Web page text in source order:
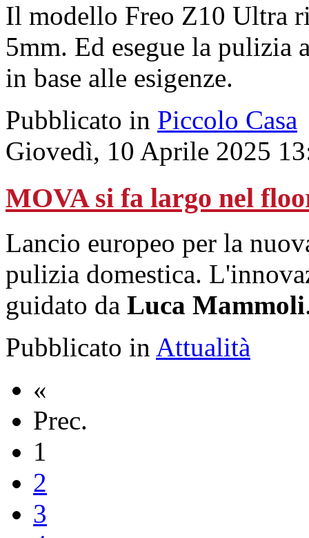
Il modello Freo Z10 Ultra
5mm. Ed esegue la pulizia
in base alle esigenze.
Pubblicato in Piccolo Casa
Giovedì, 10 Aprile 2025
MOVA si fa largo nel
Lancio europeo per la
pulizia domestica.
guidato da Luca Mammoli
Pubblicato in Attualità
«
Prec.
1
2
3